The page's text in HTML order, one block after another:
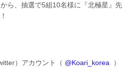
ら、抽選で5組10名様に『北極星』先
）アカウント（ @Koari_korea
）